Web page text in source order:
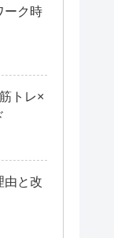
ーク時
トレ×
由と改